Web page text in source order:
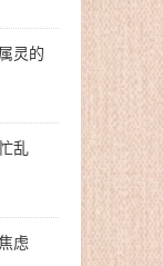
灵的
乱
虑